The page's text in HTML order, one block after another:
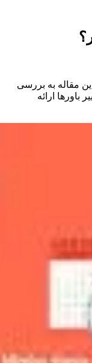
داد؟ در این مقاله به بررسی
باورها ارائه